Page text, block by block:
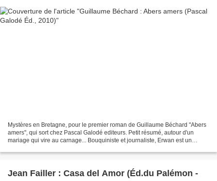
Mystères en Bretagne, pour le premier roman de Guillaume Béchard "Abers
amers", qui sort chez Pascal Galodé editeurs. Petit résumé, autour d'un
mariage qui vire au carnage... Bouquiniste et journaliste, Erwan est un
Jean Failler : Casa del Amor (Éd.du Palémon -